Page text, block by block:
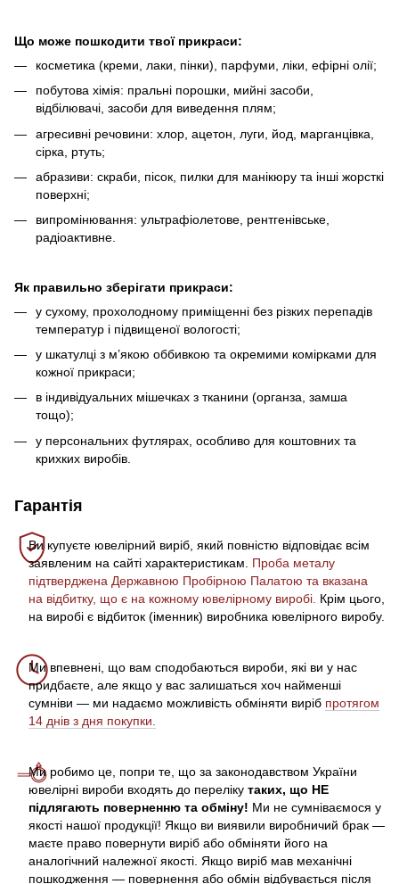
Що може пошкодити твої прикраси:
косметика (креми, лаки, пінки), парфуми, ліки, ефірні олії;
побутова хімія: пральні порошки, мийні засоби,
відбілювачі, засоби для виведення плям;
агресивні речовини: хлор, ацетон, луги, йод, марганцівка,
сірка, ртуть;
абразиви: скраби, пісок, пилки для манікюру та інші жорсткі
поверхні;
випромінювання: ультрафіолетове, рентгенівське,
радіоактивне.
Як правильно зберігати прикраси:
у сухому, прохолодному приміщенні без різких перепадів
температур і підвищеної вологості;
у шкатулці з м’якою оббивкою та окремими комірками для
кожної прикраси;
в індивідуальних мішечках з тканини (органза, замша
тощо);
у персональних футлярах, особливо для коштовних та
крихких виробів.
Гарантія
Ви купуєте ювелірний виріб, який повністю відповідає всім
заявленим на сайті характеристикам. Проба металу
підтверджена Державною Пробірною Палатою та вказана
на відбитку, що є на кожному ювелірному виробі. Крім цього,
на виробі є відбиток (іменник) виробника ювелірного виробу.
Ми впевнені, що вам сподобаються вироби, які ви у нас
придбаєте, але якщо у вас залишаться хоч найменші
сумніви — ми надаємо можливість обміняти виріб протягом
14 днів з дня покупки.
Ми робимо це, попри те, що за законодавством України
ювелірні вироби входять до переліку таких, що НЕ
підлягають поверненню та обміну! Ми не сумніваємося у
якості нашої продукції! Якщо ви виявили виробничий брак —
маєте право повернути виріб або обміняти його на
аналогічний належної якості. Якщо виріб мав механічні
пошкодження — повернення або обмін відбувається після